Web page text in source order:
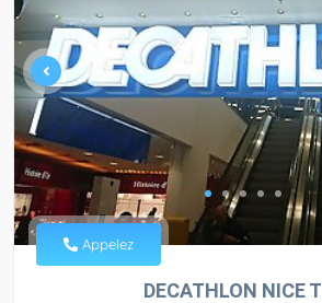
Appelez
DECATHLON NICE